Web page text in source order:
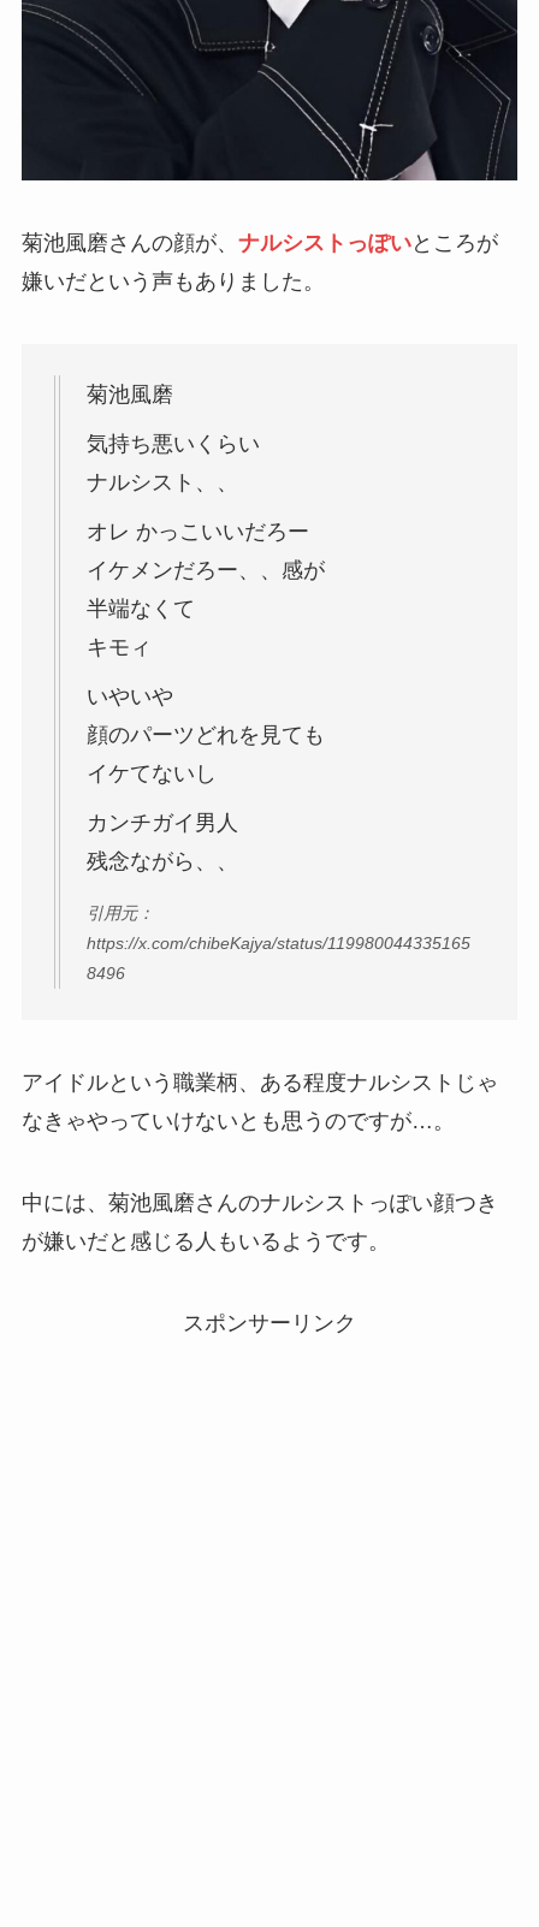
菊池風磨さんの顔が、 ナルシストっぽいところが
嫌いだという声もありました。
菊池風磨
気持ち悪いくらい
ナルシスト、、
オレ かっこいいだろー
イケメンだろー、、感が
半端なくて
キモィ
いやいや
顔のパーツどれを見ても
イケてないし
カンチガイ男人
残念ながら、、
引用元：
https://x.com/chibeKajya/status/119980044335165
8496
アイドルという職業柄、ある程度ナルシストじゃ
なきゃやっていけないとも思うのですが…。
中には、菊池風磨さんのナルシストっぽい顔つき
が嫌いだと感じる人もいるようです。
スポンサーリンク